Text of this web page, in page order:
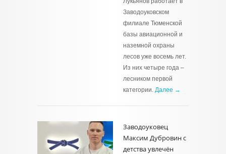
Заводоуковском
филиале Тюменской
базы авиационной и
наземной охраны
лесов уже восемь лет.
Из них четыре года –
лесником первой
категории. Далее →
Заводоуковец
Максим Дубровин с
детства увлечён